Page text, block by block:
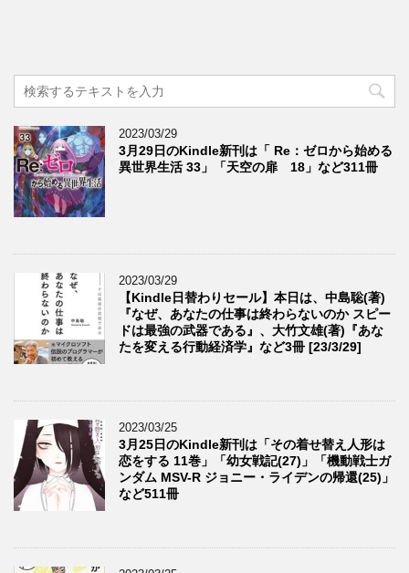
2023/03/29
3月29日のKindle新刊は「 Re：ゼロから始める
異世界生活 33」「天空の扉 18」など311冊
2023/03/29
【Kindle日替わりセール】本日は、中島聡(著)
『なぜ、あなたの仕事は終わらないのか スピー
ドは最強の武器である』、大竹文雄(著)『あな
たを変える行動経済学』など3冊 [23/3/29]
2023/03/25
3月25日のKindle新刊は「その着せ替え人形は
恋をする 11巻」「幼女戦記(27)」「機動戦士ガ
ンダム MSV-R ジョニー・ライデンの帰還(25)」
など511冊